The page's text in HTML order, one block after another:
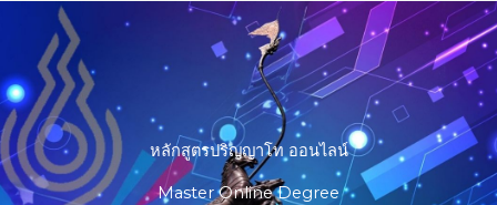
content
หลักสูตรปริญญาโท ออนไลน์
Master Online Degree